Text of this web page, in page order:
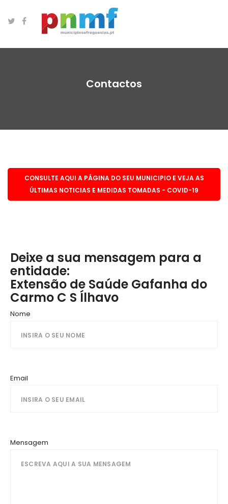
Contactos
CONSULTE AQUI A PÁGINA DO SEU MUNICIPIO E VEJA AS
ÚLTIMAS NOTICIAS E MEDIDAS TOMADAS - COVID-19
Deixe a sua mensagem para a
entidade:
Extensão de Saúde Gafanha do
Carmo C S Ílhavo
Nome
Email
Mensagem